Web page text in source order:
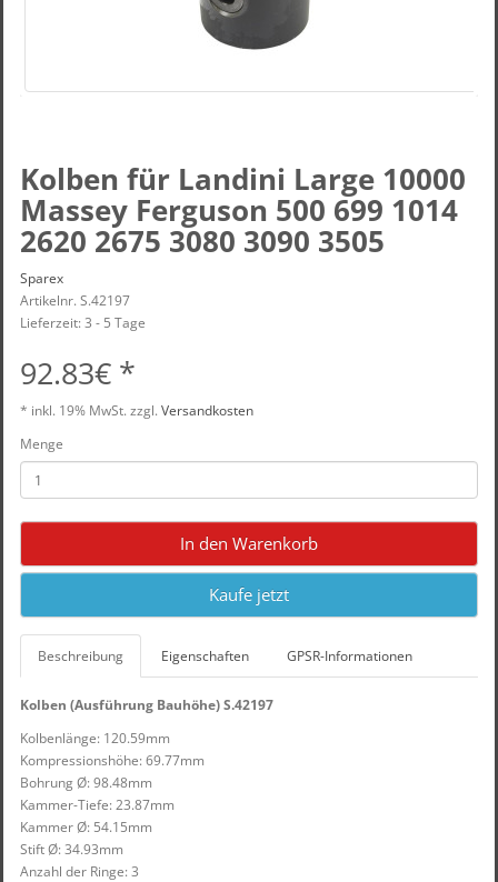
Kolben für Landini Large 10000
Massey Ferguson 500 699 1014
2620 2675 3080 3090 3505
Sparex
Artikelnr. S.42197
Lieferzeit: 3 - 5 Tage
92.83€ *
* inkl. 19% MwSt. zzgl. Versandkosten
Menge
In den Warenkorb
Kaufe jetzt
Beschreibung Eigenschaften GPSR-Informationen
Kolben (Ausführung Bauhöhe) S.42197
Kolbenlänge: 120.59mm
Kompressionshöhe: 69.77mm
Bohrung Ø: 98.48mm
Kammer-Tiefe: 23.87mm
Kammer Ø: 54.15mm
Stift Ø: 34.93mm
Anzahl der Ringe: 3